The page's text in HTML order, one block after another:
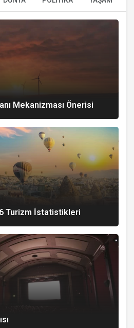
Mekanizması Önerisi
Turizm İstatistikleri